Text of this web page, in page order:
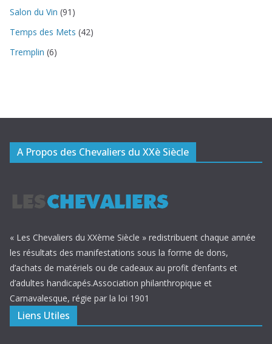
Salon du Vin (91)
Temps des Mets (42)
Tremplin (6)
A Propos des Chevaliers du XXè Siècle
« Les Chevaliers du XXème Siècle » redistribuent chaque année
les résultats des manifestations sous la forme de dons,
d’achats de matériels ou de cadeaux au profit d’enfants et
d’adultes handicapés.Association philanthropique et
Carnavalesque, régie par la loi 1901
Liens Utiles